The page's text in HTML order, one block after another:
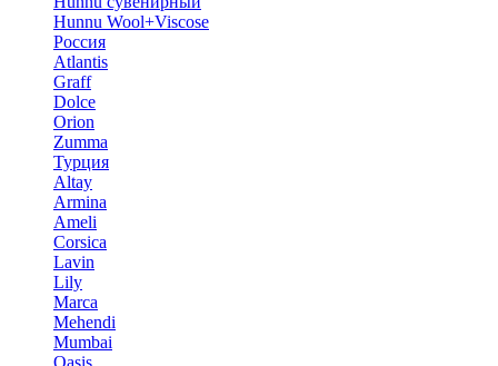
Hunnu Wool+Viscose
Россия
Atlantis
Graff
Dolce
Orion
Zumma
Турция
Altay
Armina
Ameli
Corsica
Lavin
Lily
Marca
Mehendi
Mumbai
Oasis